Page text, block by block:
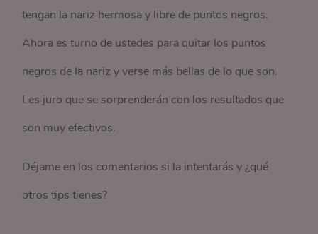
tengan la nariz hermosa y libre de puntos negros.
Ahora es turno de ustedes para quitar los puntos
negros de la nariz y verse más bellas de lo que son.
Les juro que se sorprenderán con los resultados que
son muy efectivos.
Déjame en los comentarios si la intentarás y ¿qué
otros tips tienes?